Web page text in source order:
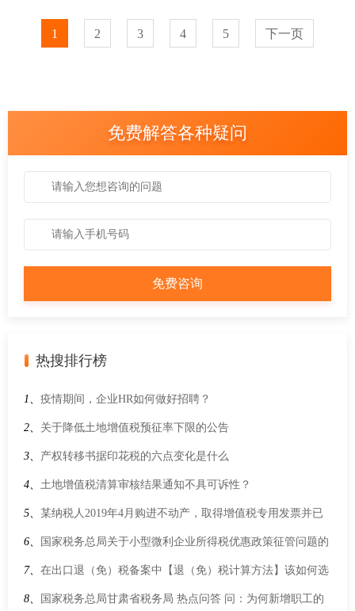
1 2 3 4 5 下一页
免费解答各种疑问
热搜排行榜
1、 疫情期间，企业HR如何做好招聘？
2、 关于降低土地增值税预征率下限的公告
3、 产权转移书据印花税的六点变化是什么
4、 土地增值税清算审核结果通知不具可诉性？
5、 某纳税人2019年4月购进不动产，取得增值税专用发票并已
认证，金额1000万元，税额90万元，应当如何填写增值税纳税
申报表？
6、 国家税务总局关于小型微利企业所得税优惠政策征管问题的
公告(国家税务总局公告2022年第5号)
7、 在出口退（免）税备案中【退（免）税计算方法】该如何选
择呢？
8、 国家税务总局甘肃省税务局 热点问答 问：为何新增职工的